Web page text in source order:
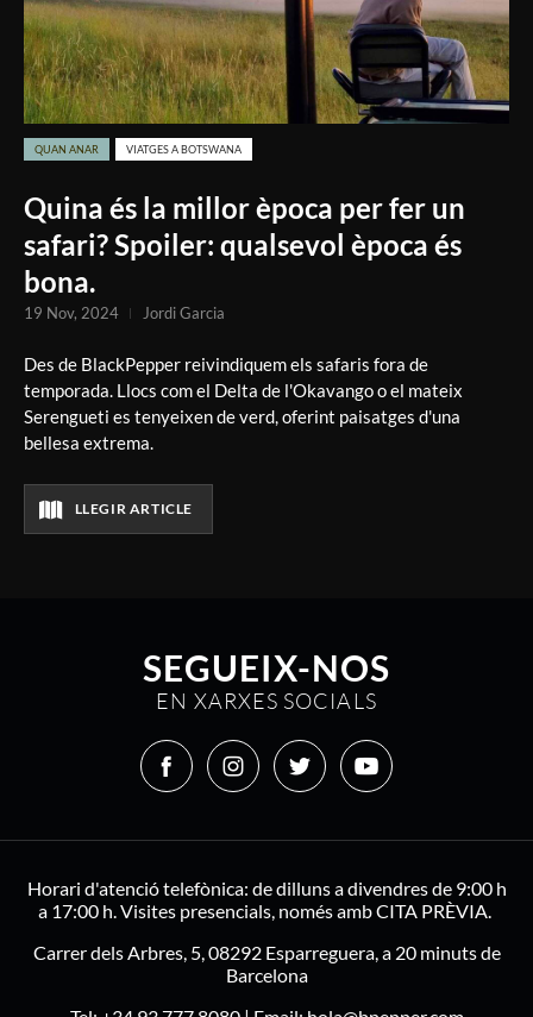
Quina és la millor època per fer un
safari? Spoiler: qualsevol època és
bona.
QUAN ANAR VIATGES A BOTSWANA
Des de BlackPepper reivindiquem els safaris fora de
temporada. Llocs com el Delta de l'Okavango o el mateix
Serengueti es tenyeixen de verd, oferint paisatges d'una
bellesa extrema.
LLEGIR ARTICLE
19 Nov, 2024 Jordi Garcia
SEGUEIX-NOS
EN XARXES SOCIALS
Horari d'atenció telefònica: de dilluns a divendres de 9:00 h
a 17:00 h. Visites presencials, només amb CITA PRÈVIA.
Carrer dels Arbres, 5, 08292 Esparreguera, a 20 minuts de
Barcelona